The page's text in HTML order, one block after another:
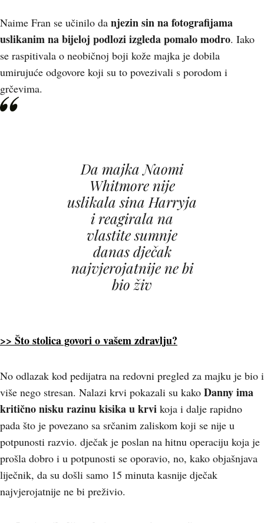
Naime Fran se učinilo da njezin sin na fotografijama
uslikanim na bijeloj podlozi izgleda pomalo modro. Iako
se raspitivala o neobičnoj boji kože majka je dobila
umirujuće odgovore koji su to povezivali s porodom i
grčevima.
Da majka Naomi
Whitmore nije
uslikala sina Harryja
i reagirala na
vlastite sumnje
danas dječak
najvjerojatnije ne bi
bio živ
>> Što stolica govori o vašem zdravlju?
No odlazak kod pedijatra na redovni pregled za majku je bio i
više nego stresan. Nalazi krvi pokazali su kako Danny ima
kritično nisku razinu kisika u krvi koja i dalje rapidno
pada što je povezano sa srčanim zaliskom koji se nije u
potpunosti razvio. dječak je poslan na hitnu operaciju koja je
prošla dobro i u potpunosti se oporavio, no, kako objašnjava
liječnik, da su došli samo 15 minuta kasnije dječak
najvjerojatnije ne bi preživio.